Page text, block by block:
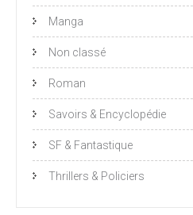
Manga
Non classé
Roman
Savoirs & Encyclopédie
SF & Fantastique
Thrillers & Policiers